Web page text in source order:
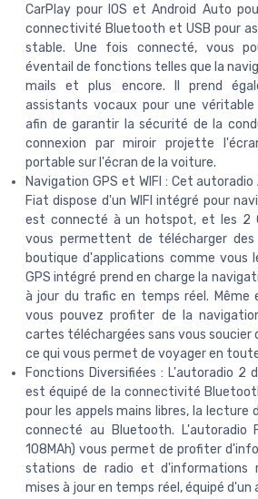
CarPlay pour IOS et Android Auto
connectivité Bluetooth et USB pour
stable. Une fois connecté, vous
éventail de fonctions telles que la
mails et plus encore. Il prend
assistants vocaux pour une
afin de garantir la sécurité de la
connexion par miroir projette
portable sur l'écran de la voiture.
Navigation GPS et WIFI : Cet
Fiat dispose d'un WIFI intégré pour
est connecté à un hotspot, et les 2
vous permettent de télécharger
boutique d'applications comme vous
GPS intégré prend en charge la
à jour du trafic en temps réel. Même
vous pouvez profiter de la
cartes téléchargées sans vous soucier
ce qui vous permet de voyager en
Fonctions Diversifiées : L'autoradio 2
est équipé de la connectivité
pour les appels mains libres, la lecture
connecté au Bluetooth. L'autoradio
108MAh) vous permet de profiter
stations de radio et d'informations
mises à jour en temps réel, équipé